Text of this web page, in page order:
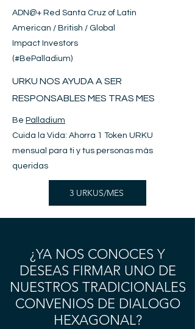
ADN@+ Red Santa Cruz of Latin
American / British / Global
Impact Investors
(#BePalladium)​
URKU NOS AYUDA A SER
RESPONSABLES MES TRAS MES
Be Palladium
Cuida la Vida: Ahorra 1 Token URKU
mensual para ti y tus personas más
queridas
3 URKUS/MES
¿YA NOS CONOCES Y
DESEAS FIRMAR UNO DE
NUESTROS TRADICIONALES
CONVENIOS DE DIALOGO
HEXAGONAL?